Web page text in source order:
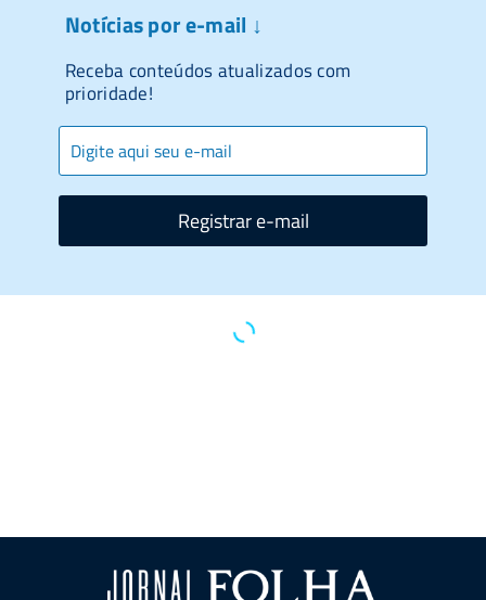
Notícias por e-mail ↓
Receba conteúdos atualizados com
prioridade!
Registrar e-mail